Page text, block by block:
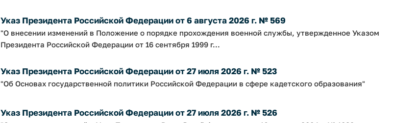
Указ Президента Российской Федерации от 6 августа 2026 г. № 569
"О внесении изменений в Положение о порядке прохождения военной службы, утвержденное Указом
Президента Российской Федерации от 16 сентября 1999 г...
Указ Президента Российской Федерации от 27 июля 2026 г. № 523
"Об Основах государственной политики Российской Федерации в сфере кадетского образования"
Указ Президента Российской Федерации от 27 июля 2026 г. № 526